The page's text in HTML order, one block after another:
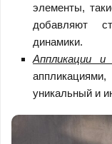
элементы,
добавляют
динамики.
Аппликации и
уникальный и